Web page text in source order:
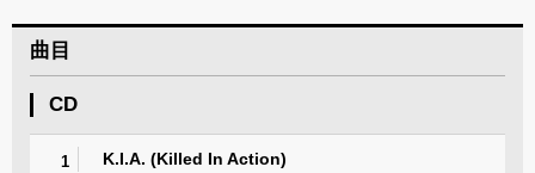
曲目
CD
1 K.I.A. (Killed In Action)